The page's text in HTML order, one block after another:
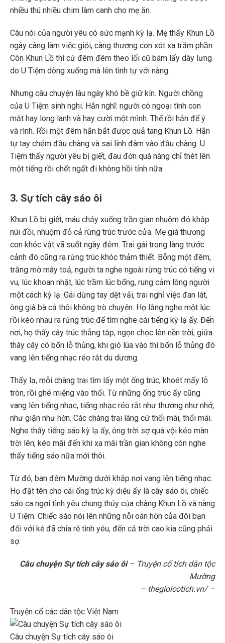
nhiều thú nhiều chim làm canh cho mẹ ăn.
Câu nói của người yêu có sức mạnh kỳ lạ. Mẹ thấy Khun Lồ
ngày càng làm việc giỏi, càng thương con xót xa trăm phần.
Còn Khun Lồ thì cứ đêm đêm theo lối cũ bám lấy dây lưng
do U Tiệm dòng xuống mà lên tình tự với nàng.
Nhưng câu chuyện lâu ngày khó bề giữ kín. Người chồng
của U Tiệm sinh nghi. Hắn nghĩ: người có ngoại tình con
mắt hay long lanh và hay cười một mình. Thế rồi hắn để ý
và rình. Rồi một đêm hắn bắt được quả tang Khun Lồ. Hắn
tự tay chém đầu chàng và sai lính đâm vào đầu chàng. U
Tiệm thấy người yêu bị giết, đau đớn quá nàng chỉ thét lên
một tiếng rồi chết ngất đi không hồi tỉnh nữa.
3. Sự tích cây sáo ôi
Khun Lồ bị giết, máu chảy xuống trần gian nhuộm đỏ khắp
núi đồi, nhuộm đỏ cả rừng trúc trước cửa. Mẹ già thương
con khóc vật vã suốt ngày đêm. Trai gái trong làng trước
cảnh đó cũng ra rừng trúc khóc thảm thiết. Bỗng một đêm,
trăng mờ mây toả, người ta nghe ngoài rừng trúc có tiếng vi
vu, lúc khoan nhặt, lúc trầm lúc bổng, rung cảm lòng người
một cách kỳ lạ. Gái dừng tay dệt vải, trai nghỉ việc đan lát,
ông già bà cả thôi không trò chuyện. Họ lắng nghe một lúc
rồi kéo nhau ra rừng trúc để tìm nghe cái tiếng kỳ lạ ấy. Đến
nơi, họ thấy cây trúc thẳng tắp, ngọn chọc lên nền trời, giữa
thây cây có bốn lỗ thủng, khi gió lùa vào thì bốn lỗ thủng đó
vang lên tiếng nhạc réo rắt du dương.
Thấy lạ, mỗi chàng trai tìm lấy một ống trúc, khoét mấy lỗ
tròn, rồi ghé miệng vào thổi. Từ những ống trúc ấy cũng
vang lên tiếng nhạc, tiếng nhạc réo rắt như thương như nhớ,
như giận như hờn. Các chàng trai làng cứ thổi mãi, thổi mãi.
Nghe thấy tiếng sáo kỳ lạ ấy, ông trời sợ quá vội kéo màn
trời lên, kéo mãi đến khi xa mãi trần gian không còn nghe
thấy tiếng sáo nữa mới thôi.
Từ đó, ban đêm Mường dưới khắp nơi vang lên tiếng nhạc.
Họ đặt tên cho cái ống trúc kỳ diệu ấy là cây sáo ôi, chiếc
sáo ca ngợi tình yêu chung thủy của chàng Khun Lồ và nàng
U Tiệm. Chiếc sáo nói lên những nỗi oán hờn của đôi bạn
đối với kẻ đã chia rẽ tình yêu, đến cả trời cao kia cũng phải
sợ.
Câu chuyện Sự tích cây sáo ôi– Truyện cổ tích dân tộc
Mường
– thegioicotich.vn/ –
Truyện cổ các dân tộc Việt Nam
Câu chuyện Sự tích cây sáo ôi